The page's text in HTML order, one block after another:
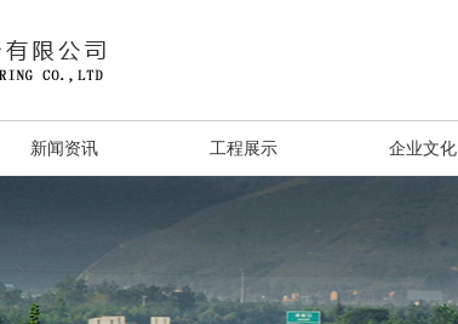
新闻资讯 工程展示 企业文化